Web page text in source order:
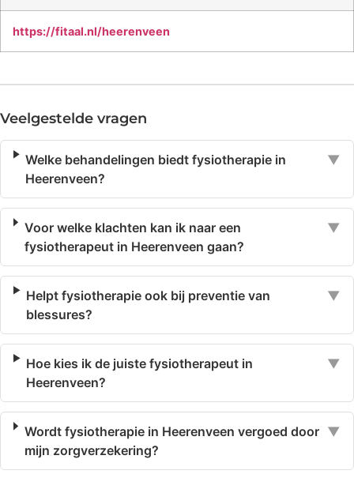
https://fitaal.nl/heerenveen
Veelgestelde vragen
Welke behandelingen biedt fysiotherapie in
Heerenveen?
▼
Voor welke klachten kan ik naar een
fysiotherapeut in Heerenveen gaan?
▼
Helpt fysiotherapie ook bij preventie van
blessures?
▼
Hoe kies ik de juiste fysiotherapeut in
Heerenveen?
▼
Wordt fysiotherapie in Heerenveen vergoed door
mijn zorgverzekering?
▼